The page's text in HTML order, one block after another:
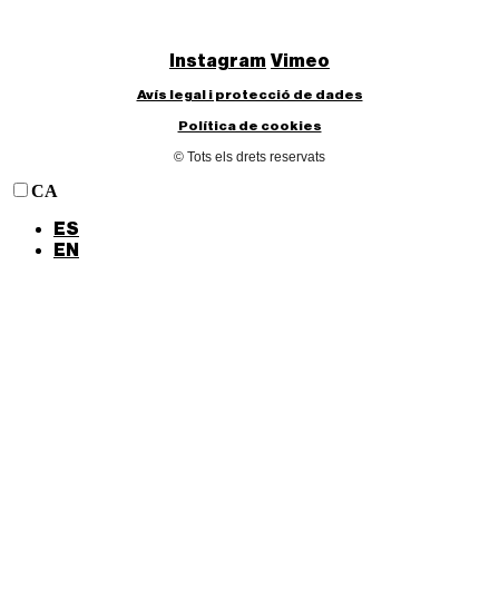
Instagram Vimeo
Avís legal i protecció de dades
Política de cookies
© Tots els drets reservats
CA
ES
EN